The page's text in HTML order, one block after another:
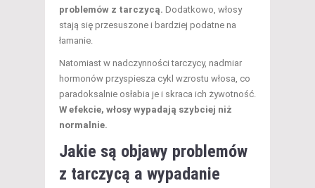
problemów z tarczycą. Dodatkowo, włosy
stają się przesuszone i bardziej podatne na
łamanie.
Natomiast w nadczynności tarczycy, nadmiar
hormonów przyspiesza cykl wzrostu włosa, co
paradoksalnie osłabia je i skraca ich żywotność.
W efekcie, włosy wypadają szybciej niż
normalnie.
Jakie są objawy problemów
z tarczycą a wypadanie